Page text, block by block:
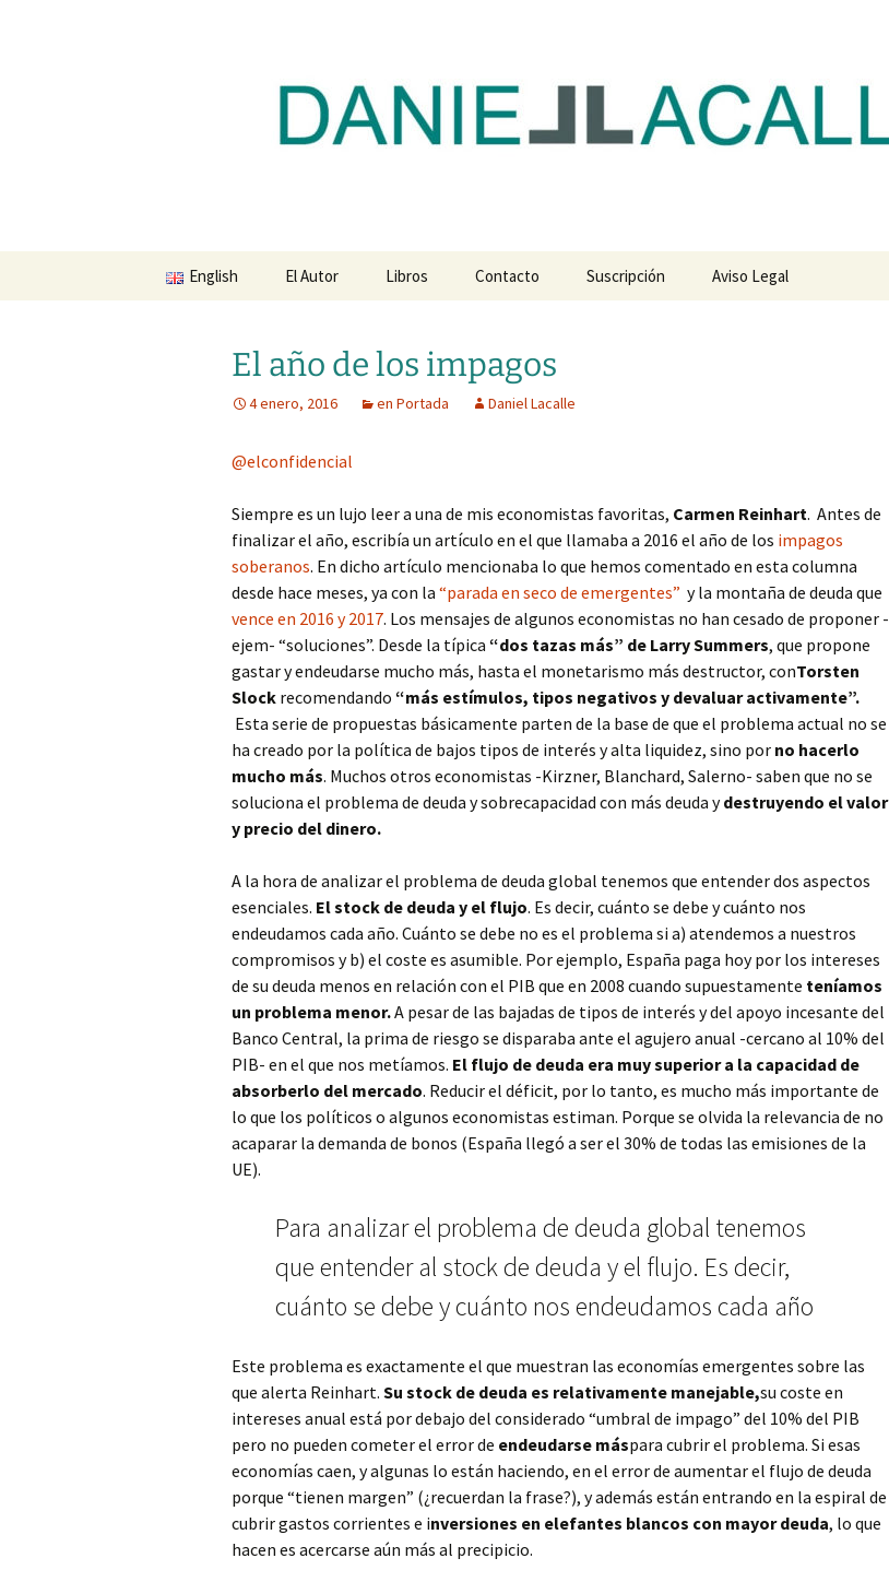
dlacalle.com
English El Autor Libros Contacto Suscripción Aviso Legal
El año de los impagos
4 enero, 2016 en Portada Daniel Lacalle
@elconfidencial
Siempre es un lujo leer a una de mis economistas favoritas, Carmen Reinhart. Antes de
finalizar el año, escribía un artículo en el que llamaba a 2016 el año de los impagos
soberanos. En dicho artículo mencionaba lo que hemos comentado en esta columna
desde hace meses, ya con la “parada en seco de emergentes” y la montaña de deuda que
vence en 2016 y 2017. Los mensajes de algunos economistas no han cesado de proponer -
ejem- “soluciones”. Desde la típica “dos tazas más” de Larry Summers, que propone
gastar y endeudarse mucho más, hasta el monetarismo más destructor, conTorsten
Slock recomendando “más estímulos, tipos negativos y devaluar activamente”.
Esta serie de propuestas básicamente parten de la base de que el problema actual no se
ha creado por la política de bajos tipos de interés y alta liquidez, sino por no hacerlo
mucho más. Muchos otros economistas -Kirzner, Blanchard, Salerno- saben que no se
soluciona el problema de deuda y sobrecapacidad con más deuda ydestruyendo el valor
y precio del dinero.
A la hora de analizar el problema de deuda global tenemos que entender dos aspectos
esenciales. El stock de deuda y el flujo. Es decir, cuánto se debe y cuánto nos
endeudamos cada año. Cuánto se debe no es el problema si a) atendemos a nuestros
compromisos y b) el coste es asumible. Por ejemplo, España paga hoy por los intereses
de su deuda menos en relación con el PIB que en 2008 cuando supuestamente teníamos
un problema menor.A pesar de las bajadas de tipos de interés y del apoyo incesante del
Banco Central, la prima de riesgo se disparaba ante el agujero anual -cercano al 10% del
PIB- en el que nos metíamos. El flujo de deuda era muy superior a la capacidad de
absorberlo del mercado. Reducir el déficit, por lo tanto, es mucho más importante de
lo que los políticos o algunos economistas estiman. Porque se olvida la relevancia de no
acaparar la demanda de bonos (España llegó a ser el 30% de todas las emisiones de la
UE).
Para analizar el problema de deuda global tenemos
que entender al stock de deuda y el flujo. Es decir,
cuánto se debe y cuánto nos endeudamos cada año
Este problema es exactamente el que muestran las economías emergentes sobre las
que alerta Reinhart. Su stock de deuda es relativamente manejable,su coste en
intereses anual está por debajo del considerado “umbral de impago” del 10% del PIB
pero no pueden cometer el error de endeudarse máspara cubrir el problema. Si esas
economías caen, y algunas lo están haciendo, en el error de aumentar el flujo de deuda
porque “tienen margen” (¿recuerdan la frase?), y además están entrando en la espiral de
cubrir gastos corrientes e inversiones en elefantes blancos con mayor deuda, lo que
hacen es acercarse aún más al precipicio.